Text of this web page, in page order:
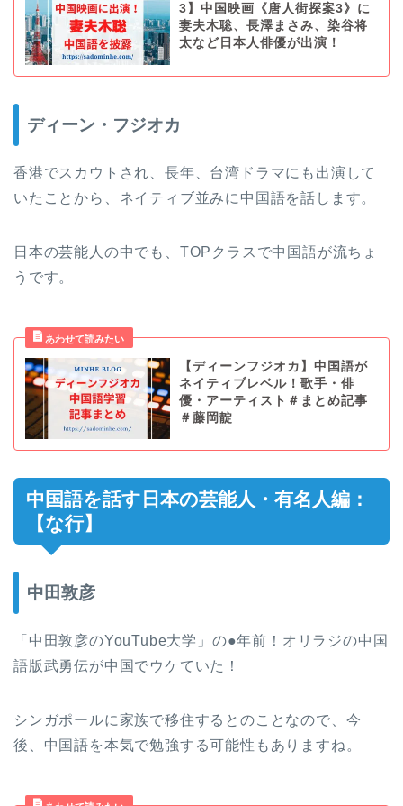
3】中国映画《唐人街探案3》に
妻夫木聡、長澤まさみ、染谷将
太など日本人俳優が出演！
ディーン・フジオカ
香港でスカウトされ、長年、台湾ドラマにも出演して
いたことから、ネイティブ並みに中国語を話します。
日本の芸能人の中でも、TOPクラスで中国語が流ちょ
うです。
【ディーンフジオカ】中国語が
ネイティブレベル！歌手・俳
優・アーティスト＃まとめ記事
＃藤岡靛
中国語を話す日本の芸能人・有名人編：
【な行】
中田敦彦
「中田敦彦のYouTube大学」の●年前！オリラジの中国
語版武勇伝が中国でウケていた！
シンガポールに家族で移住するとのことなので、今
後、中国語を本気で勉強する可能性もありますね。